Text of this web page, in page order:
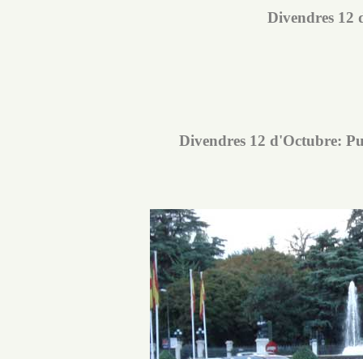
Divendres 12
Divendres 12 d'Octubre: